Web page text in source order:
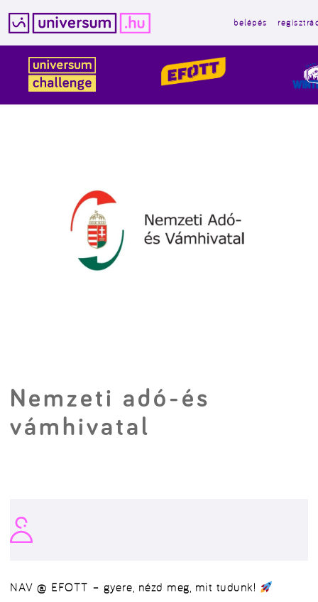
tartalomba
belépés
Nemzeti adó-és
vámhivatal
NAV @ EFOTT – gyere, nézd meg, mit tudunk!